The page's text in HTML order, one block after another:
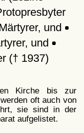
und
und
(† 1937)
Kirche bis zur
oft auch von
sie sind in der
aufgelistet.